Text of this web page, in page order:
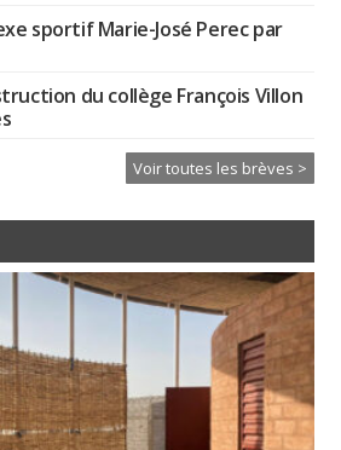
sportif Marie-José Perec par
du collège François Villon
Voir toutes les brèves >